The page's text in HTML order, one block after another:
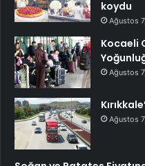
koydu
Ağustos
Kocaeli
Ağustos
Ağustos